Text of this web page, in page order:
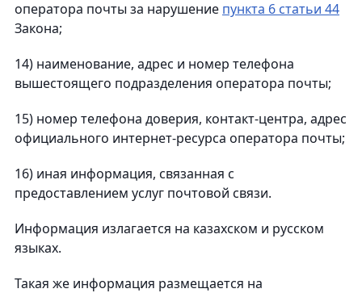
оператора почты за нарушение пункта 6 статьи 44
Закона;
14) наименование, адрес и номер телефона
вышестоящего подразделения оператора почты;
15) номер телефона доверия, контакт-центра, адрес
официального интернет-ресурса оператора почты;
16) иная информация, связанная с
предоставлением услуг почтовой связи.
Информация излагается на казахском и русском
языках.
Такая же информация размещается на